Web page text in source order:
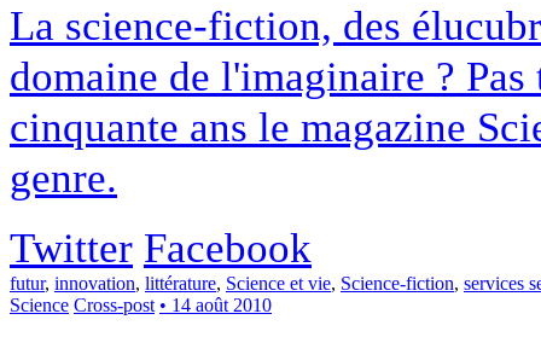
La science-fiction, des
domaine de l'imaginaire ?
cinquante ans le magazine
genre.
Twitter Facebook
futur, innovation, littérature, Science et vie, Science-fiction, services
Science Cross-post • 14 août 2010